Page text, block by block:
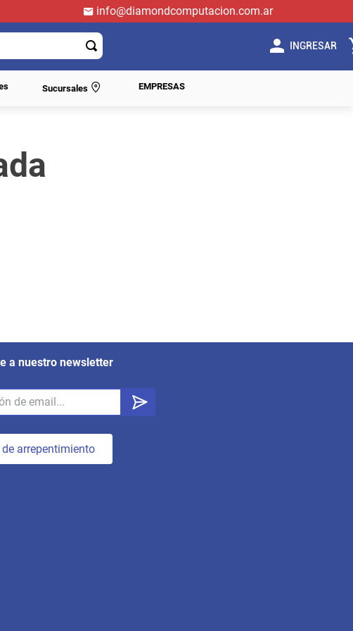
info@diamondcomputacion.com.ar
INGRESAR
Sucursales EMPRESAS
a nuestro newsletter
de arrepentimiento